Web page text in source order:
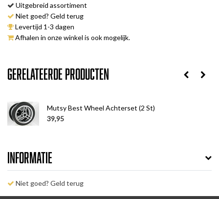
Uitgebreid assortiment
Niet goed? Geld terug
Levertijd 1-3 dagen
Afhalen in onze winkel is ook mogelijk.
Gerelateerde producten
Mutsy Best Wheel Achterset (2 St)
39,95
Informatie
Niet goed? Geld terug